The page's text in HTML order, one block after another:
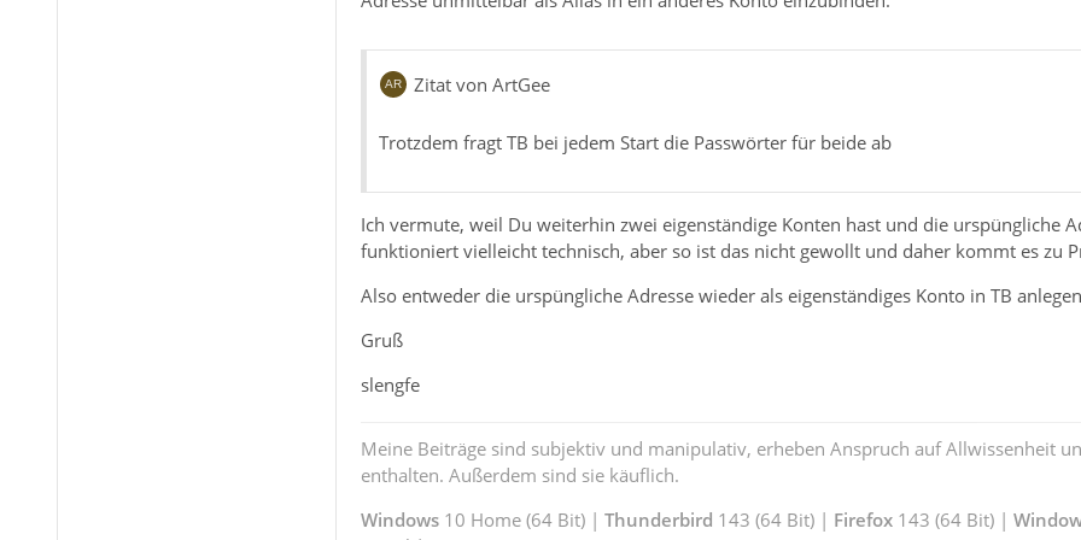
Zitat von ArtGee
Trotzdem fragt TB bei jedem Start die Passwörter für beide ab
Ich vermute, weil Du weiterhin zwei eigenständige Konten hast und die urspüngliche
funktioniert vielleicht technisch, aber so ist das nicht gewollt und daher kommt es zu
Also entweder die urspüngliche Adresse wieder als eigenständiges Konto in TB
Gruß
slengfe
Meine Beiträge sind subjektiv und manipulativ, erheben Anspruch auf Allwissenheit
enthalten. Außerdem sind sie käuflich.
Windows10 Home (64 Bit) | Thunderbird 143 (64 Bit) | Firefox143 (64 Bit) |